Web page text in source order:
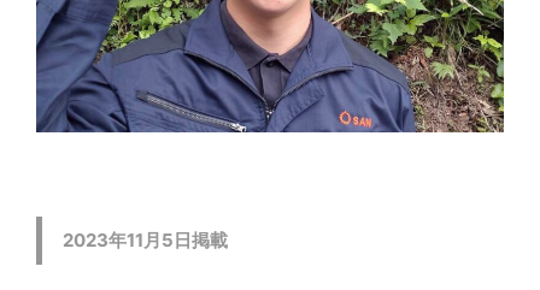
2023年11月5日掲載